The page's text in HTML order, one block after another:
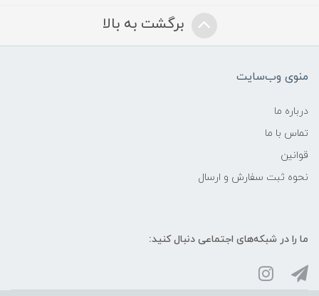
برگشت به بالا
منوی وب‌سایت
درباره ما
تماس با ما
قوانین
نحوه ثبت سفارش و ارسال
ما را در شبکه‌های اجتماعی دنبال کنید: